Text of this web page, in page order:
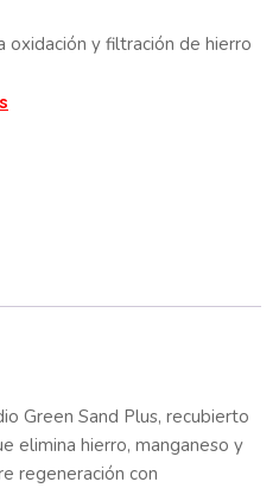
oxidación y filtración de hierro
Green Sand Plus, recubierto
elimina hierro, manganeso y
regeneración con